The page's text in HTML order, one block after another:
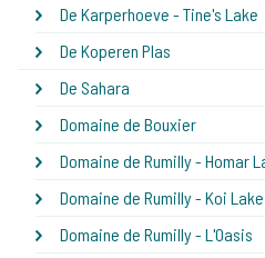
De Karperhoeve - Tine's Lake
De Koperen Plas
De Sahara
Domaine de Bouxier
Domaine de Rumilly - Homar
Domaine de Rumilly - Koi Lake
Domaine de Rumilly - L'Oasis